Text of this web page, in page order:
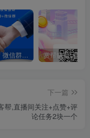
人脉圈群多，微信群资源每天更新1000+个群，分类很全
下一篇
帮,直播间关注+点赞+评
论任务2块一个